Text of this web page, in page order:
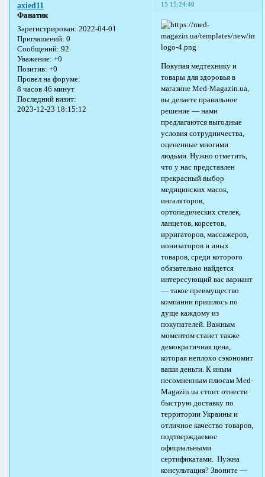
15 15:24:40
axied11
Фанатик
Зарегистрирован: 2022-04-01
Приглашений: 0
Сообщений: 92
Уважение: +0
Позитив: +0
Провел на форуме:
8 часов 46 минут
Последний визит:
2023-12-23 18:15:12
Покупая медтехнику и
товары для здоровья в
магазине Med-Magazin.ua,
вы делаете правильное
решение — нами
предлагаются выгодные
условия сотрудничества,
оцененные многими
людьми. Нужно отметить,
что у нас представлен
прекрасный выбор
медицинских масок,
ингаляторов,
ортопедических стелек,
ланцетов, корсетов,
ирригаторов, массажеров,
ионизаторов и иных
товаров, среди которого
обязательно найдется
интересующий вас вариант
— такое преимущество
компании пришлось по
дуще каждому из
покупателей. Важным
моментом станет также
демократичная цена,
которая неплохо сэкономит
ваши деньги. К иным
несомненным плюсам Med-
Magazin.ua стоит отнести
быструю доставку по
территории Украины и
отличное качество товаров,
подтверждаемое
официальными
сертификатами. Нужна
консультация? Звоните —